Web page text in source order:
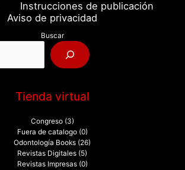
Instrucciones de publicación
Aviso de privacidad
Buscar
Tienda virtual
Congreso (3)
Fuera de catalogo (0)
Odontología Books (26)
Revistas Digitales (5)
Revistas Impresas (0)